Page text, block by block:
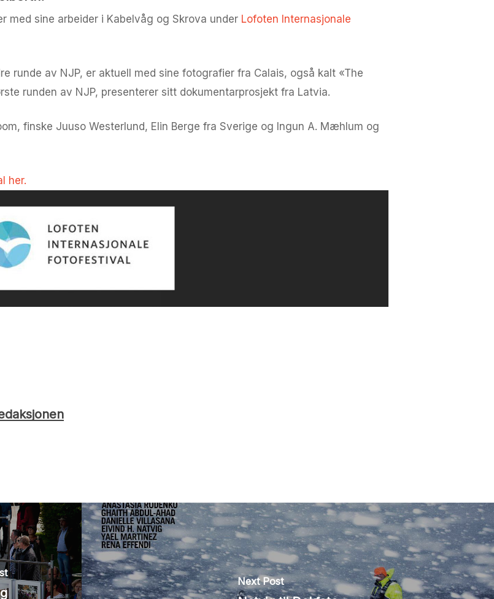
med sine arbeider i Kabelvåg og Skrova under Lofoten Internasjonale
runde av NJP, er aktuell med sine fotografier fra Calais, også kalt «The
runden av NJP, presenterer sitt dokumentarprosjekt fra Latvia.
finske Juuso Westerlund, Elin Berge fra Sverige og Ingun A. Mæhlum og
her.
Next Post